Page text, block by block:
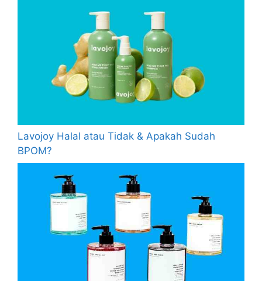
Lavojoy Halal atau Tidak & Apakah Sudah
BPOM?